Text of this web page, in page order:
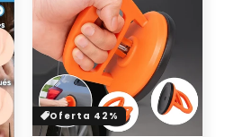
Oferta 42%